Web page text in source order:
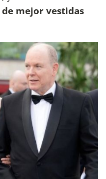
mejor vestidas